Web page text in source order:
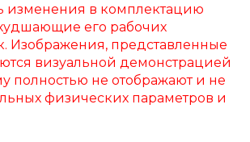
изменения в комплектацию
его рабочих
Изображения, представленные
визуальной демонстрацией
полностью не отображают и не
физических параметров и